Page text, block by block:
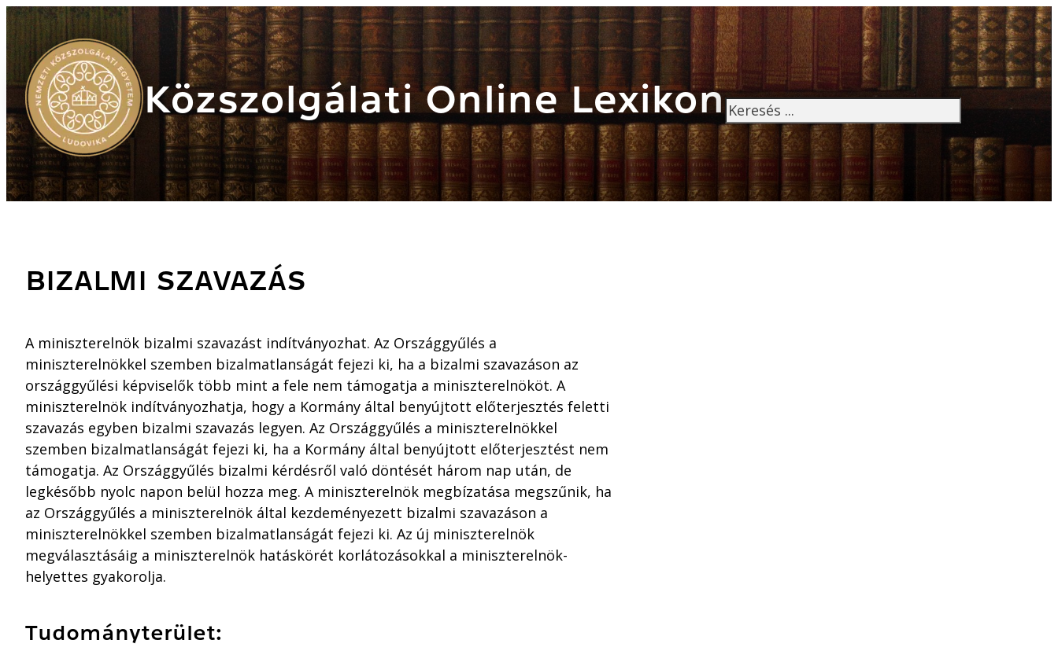
Közszolgálati Online Lexikon Keresés
BIZALMI SZAVAZÁS
A miniszterelnök bizalmi szavazást indítványozhat. Az Országgyűlés a
miniszterelnökkel szemben bizalmatlanságát fejezi ki, ha a bizalmi szavazáson az
országgyűlési képviselők több mint a fele nem támogatja a miniszterelnököt. A
miniszterelnök indítványozhatja, hogy a Kormány által benyújtott előterjesztés feletti
szavazás egyben bizalmi szavazás legyen. Az Országgyűlés a miniszterelnökkel
szemben bizalmatlanságát fejezi ki, ha a Kormány által benyújtott előterjesztést nem
támogatja. Az Országgyűlés bizalmi kérdésről való döntését három nap után, de
legkésőbb nyolc napon belül hozza meg. A miniszterelnök megbízatása megszűnik, ha
az Országgyűlés a miniszterelnök által kezdeményezett bizalmi szavazáson a
miniszterelnökkel szemben bizalmatlanságát fejezi ki. Az új miniszterelnök
megválasztásáig a miniszterelnök hatáskörét korlátozásokkal a miniszterelnök-
helyettes gyakorolja.
Tudományterület: